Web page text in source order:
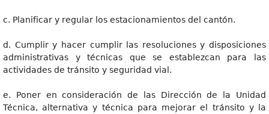
c. Planificar y regular los estacionamientos del cantón.
d. Cumplir y hacer cumplir las resoluciones y disposiciones
administrativas y técnicas que se establezcan para las
actividades de tránsito y seguridad vial.
e. Poner en consideración de las Dirección de la Unidad
Técnica, alternativa y técnica para mejorar el tránsito y la